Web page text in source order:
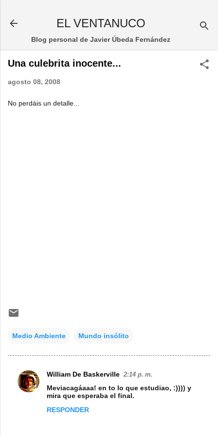
EL VENTANUCO
Blog personal de Javier Úbeda Fernández
Una culebrita inocente...
agosto 08, 2008
No perdáis un detalle...
Medio Ambiente Mundo insólito
C
William De Baskerville 2:14 p. m.
Meviacagáaaa! en to lo que estudiao, :)))) y
mira que esperaba el final.
RESPONDER